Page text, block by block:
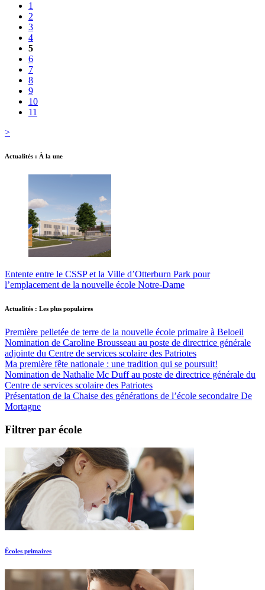
1
2
3
4
5
6
7
8
9
10
11
>
Actualités : À la une
Entente entre le CSSP et la Ville d’Otterburn Park pour
l’emplacement de la nouvelle école Notre-Dame
Actualités : Les plus populaires
Première pelletée de terre de la nouvelle école primaire à Beloeil
Nomination de Caroline Brousseau au poste de directrice générale
adjointe du Centre de services scolaire des Patriotes
Ma première fête nationale : une tradition qui se poursuit!
Nomination de Nathalie Mc Duff au poste de directrice générale du
Centre de services scolaire des Patriotes
Présentation de la Chaise des générations de l’école secondaire De
Mortagne
Filtrer par école
Écoles primaires